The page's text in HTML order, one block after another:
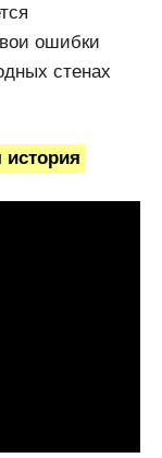
ошибки
стенах
история